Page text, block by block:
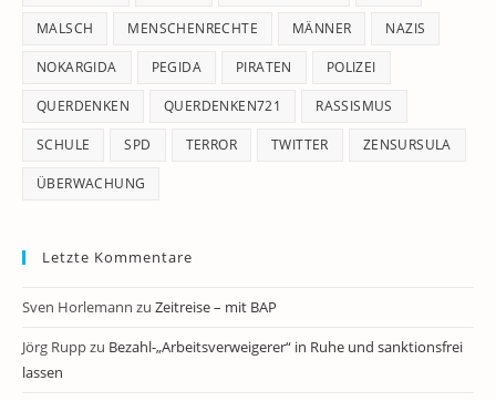
MALSCH MENSCHENRECHTE MÄNNER NAZIS
NOKARGIDA PEGIDA PIRATEN POLIZEI
QUERDENKEN QUERDENKEN721 RASSISMUS
SCHULE SPD TERROR TWITTER ZENSURSULA
ÜBERWACHUNG
Letzte Kommentare
Sven Horlemann zu Zeitreise – mit BAP
Jörg Ruppzu Bezahl-„Arbeitsverweigerer“ in Ruhe und sanktionsfrei
lassen